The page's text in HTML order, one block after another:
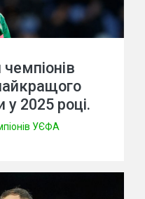
у 2025 році.
УЄФА